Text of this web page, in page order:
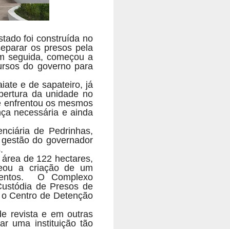
foi construída no
os presos pela
seguida, começou a
do governo para
e de sapateiro, já
da unidade no
enfrentou os mesmos
necessária e ainda
de Pedrinhas,
do governador
de 122 hectares,
a criação de um
O Complexo
de Presos de
Centro de Detenção
revista e em outras
uma instituição tão